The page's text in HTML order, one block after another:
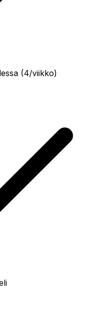
(4/viikko)